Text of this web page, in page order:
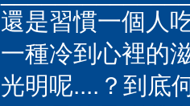
還是習慣一個人
一種冷到心裡的
光明呢....？到底